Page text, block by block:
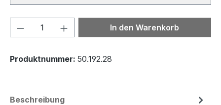
Produkt Anzahl: Gib denIn den Warenkorb
Produktnummer: 50.192.28
Beschreibung